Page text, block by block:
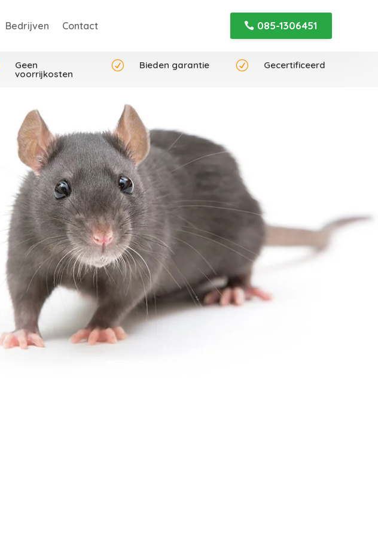
Bedrijven Contact 085-1306451
Geen
voorrijkosten
R Bieden garantie R Gecertificeerd